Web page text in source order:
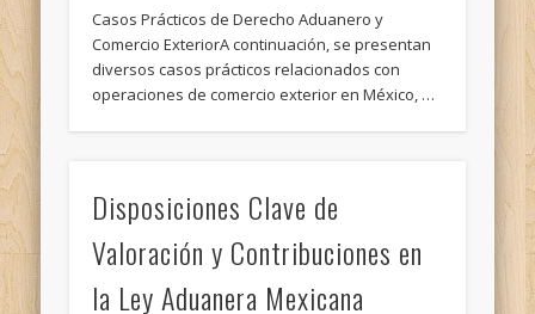
Casos Prácticos de Derecho Aduanero y
Comercio ExteriorA continuación, se presentan
diversos casos prácticos relacionados con
operaciones de comercio exterior en México, …
Disposiciones Clave de
Valoración y Contribuciones en
la Ley Aduanera Mexicana